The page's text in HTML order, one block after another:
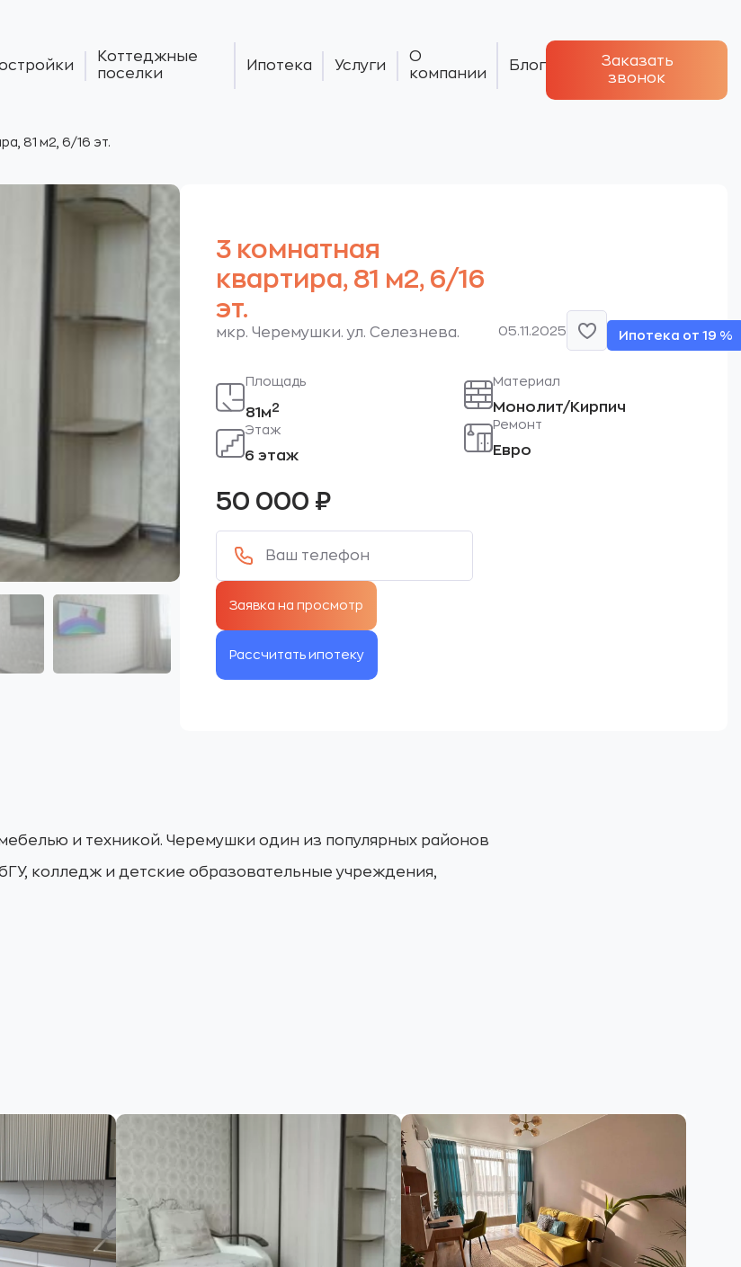
Коттеджные
поселки
Ипотека Услуги
О
компании
Блог
Заказать
звонок
81 м2, 6/16 эт.
3 комнатная
квартира, 81 м2, 6/16
эт.
мкр. Черемушки. ул. Селезнева. 05.11.2025 Ипотека от 19 %
Площадь
81м2
Этаж
6 этаж
Материал
Монолит/Кирпич
Ремонт
Евро
50 000 ₽
Рассчитать ипотеку
и техникой. Черемушки один из популярных районов
колледж и детские образовательные учреждения,